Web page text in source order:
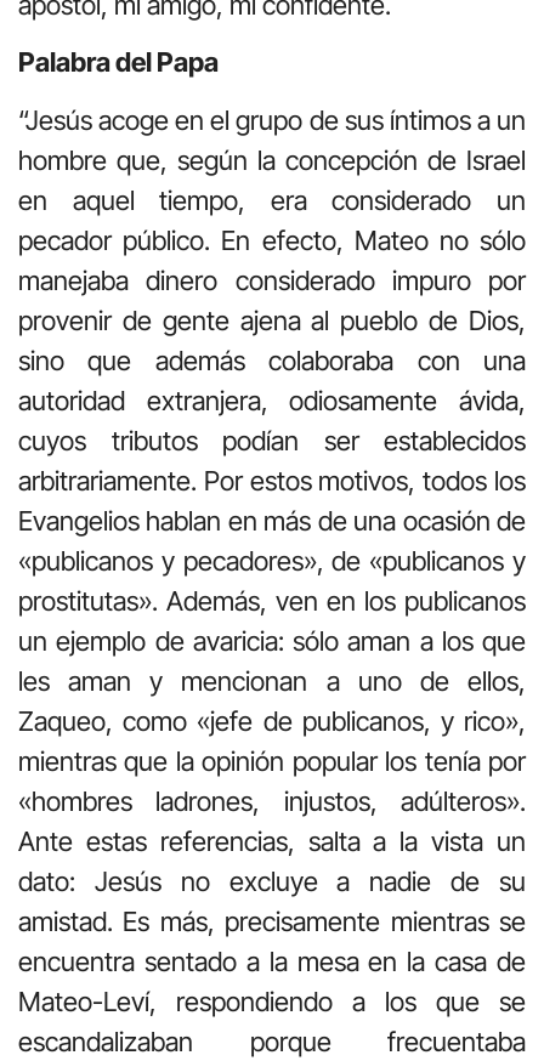
Palabra del Papa
“Jesús acoge en el grupo de sus íntimos a un
hombre que, según la concepción de Israel
en aquel tiempo, era considerado un
pecador público. En efecto, Mateo no sólo
manejaba dinero considerado impuro por
provenir de gente ajena al pueblo de Dios,
sino que además colaboraba con una
autoridad extranjera, odiosamente ávida,
cuyos tributos podían ser establecidos
arbitrariamente. Por estos motivos, todos los
Evangelios hablan en más de una ocasión de
«publicanos y pecadores», de «publicanos y
prostitutas». Además, ven en los publicanos
un ejemplo de avaricia: sólo aman a los que
les aman y mencionan a uno de ellos,
Zaqueo, como «jefe de publicanos, y rico»,
mientras que la opinión popular los tenía por
«hombres ladrones, injustos, adúlteros».
Ante estas referencias, salta a la vista un
dato: Jesús no excluye a nadie de su
amistad. Es más, precisamente mientras se
encuentra sentado a la mesa en la casa de
Mateo-Leví, respondiendo a los que se
escandalizaban porque frecuentaba